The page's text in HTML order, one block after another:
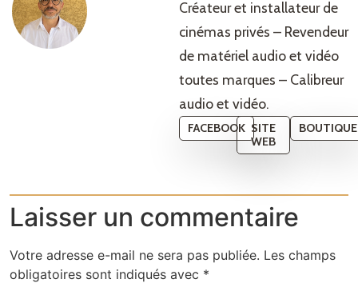
Créateur et installateur de
cinémas privés – Revendeur
de matériel audio et vidéo
toutes marques – Calibreur
audio et vidéo.
FACEBOOK SITE
WEB
BOUTIQUE
Laisser un commentaire
Votre adresse e-mail ne sera pas publiée. Les champs
obligatoires sont indiqués avec *